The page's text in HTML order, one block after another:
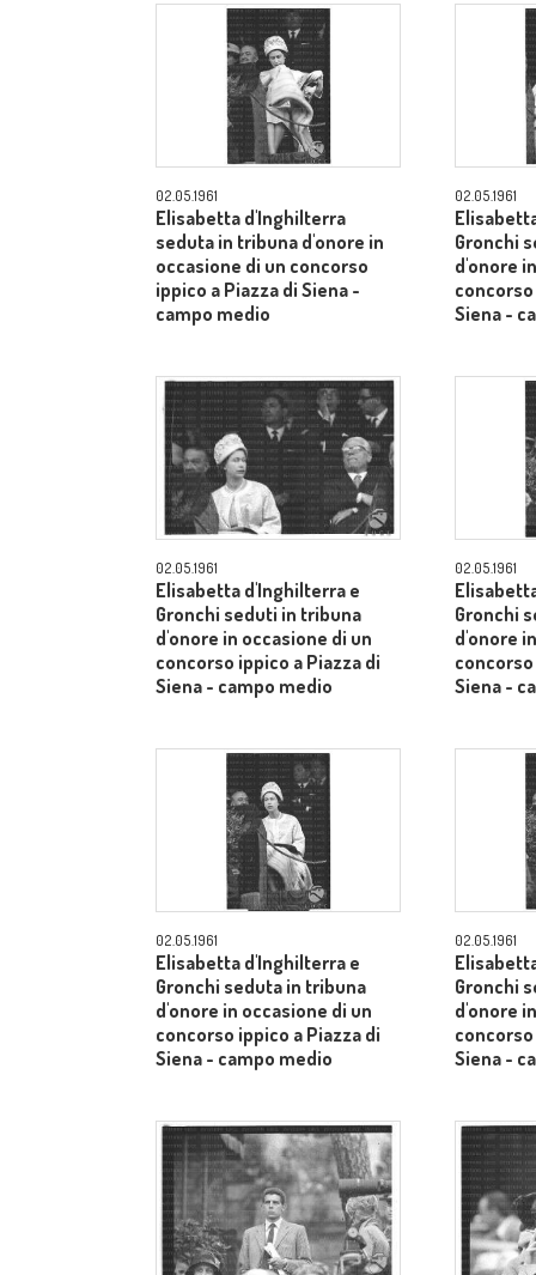
02.05.1961
Elisabetta d'Inghilterra
seduta in tribuna d'onore in
occasione di un concorso
ippico a Piazza di Siena -
campo medio
02.05.1961
Gronchi
d'onore
Siena -
02.05.1961
Elisabetta d'Inghilterra e
Gronchi seduti in tribuna
d'onore in occasione di un
concorso ippico a Piazza di
Siena - campo medio
02.05.1961
Gronchi
d'onore
Siena -
02.05.1961
Elisabetta d'Inghilterra e
Gronchi seduta in tribuna
d'onore in occasione di un
concorso ippico a Piazza di
Siena - campo medio
02.05.1961
Gronchi
d'onore
Siena -